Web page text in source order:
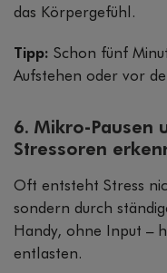
das Körpergefühl.
Tipp: Schon fünf
Aufstehen oder vor
6. Mikro-Pausen
Stressoren
Oft entsteht Stress
sondern durch
Handy, ohne Input –
entlasten.